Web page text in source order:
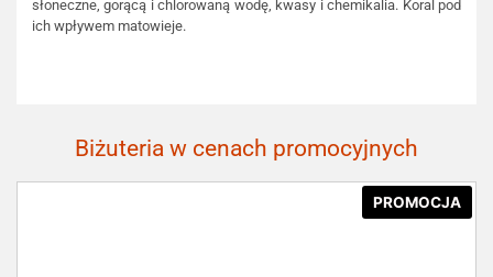
słoneczne, gorącą i chlorowaną wodę, kwasy i chemikalia. Koral pod
ich wpływem matowieje.
Biżuteria w cenach promocyjnych
PROMOCJA